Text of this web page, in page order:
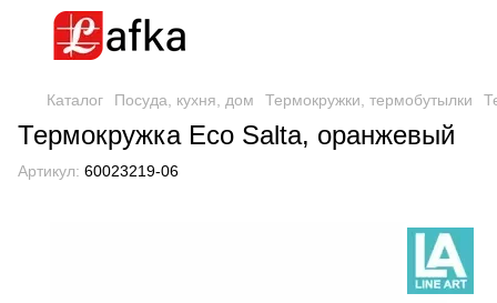
Каталог Посуда, кухня, дом Термокружки, термобутылки
Термокружка Eco Salta, оранжевый
Артикул: 60023219-06